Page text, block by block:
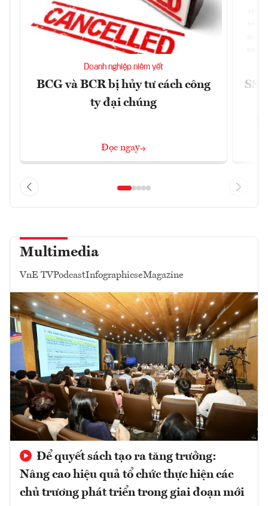
Doanh nghiệp niêm yết
BCG và BCR bị hủy tư cách công
ty đại chúng
Đọc ngay
SSI
Multimedia
VnE TVPodcastInfographicseMagazine
Để quyết sách tạo ra tăng trưởng:
Nâng cao hiệu quả tổ chức thực hiện các
chủ trương phát triển trong giai đoạn mới